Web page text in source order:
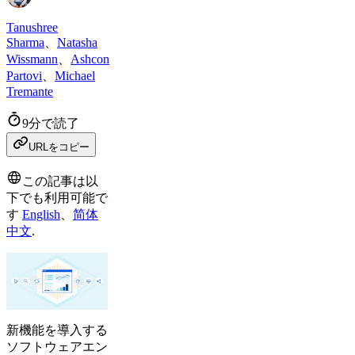
Tanushree
Sharma
Natasha
Wissmann
Ashcon
Partovi
Michael
Tremante
9分で読了
URLをコピー
この記事は以
下でも利用可能で
す English
简体
中文.
新機能を導入する
ソフトウェアエン